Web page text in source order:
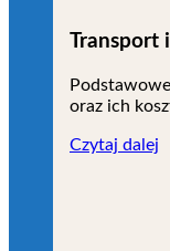
Transport
oraz ich
Czytaj dalej